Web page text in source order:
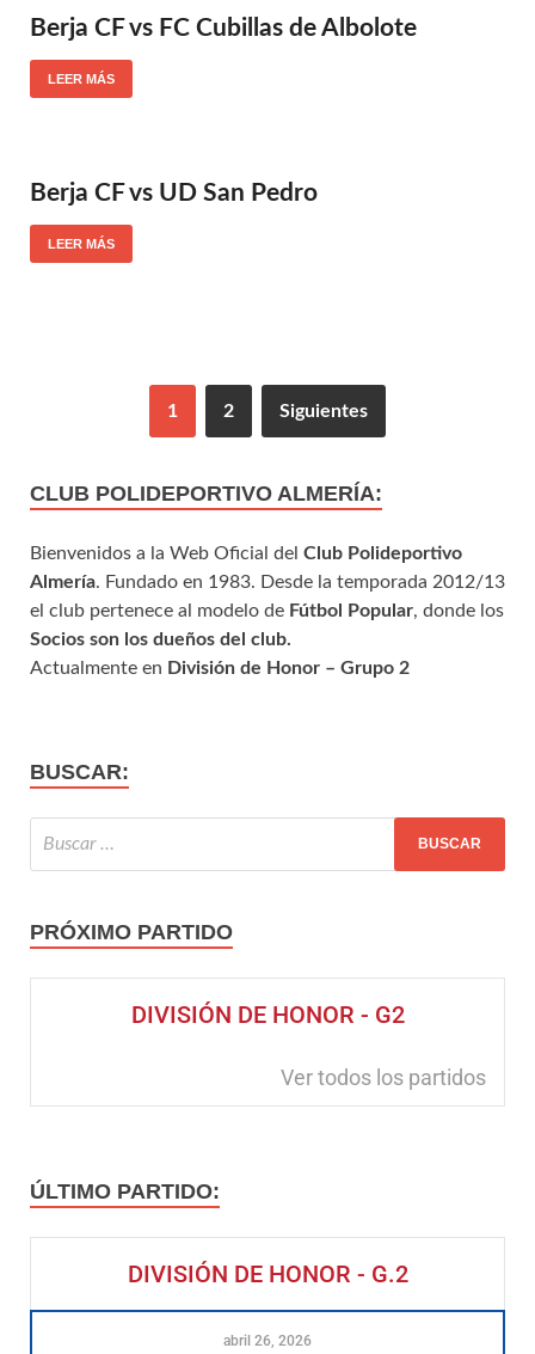
Berja CF vs FC Cubillas de Albolote
LEER MÁS
Berja CF vs UD San Pedro
LEER MÁS
1 2 Siguientes
CLUB POLIDEPORTIVO ALMERÍA:
Bienvenidos a la Web Oficial del Club Polideportivo
Almería. Fundado en 1983. Desde la temporada 2012/13
el club pertenece al modelo de Fútbol Popular, donde los
Socios son los dueños del club.
Actualmente en División de Honor – Grupo 2
BUSCAR:
PRÓXIMO PARTIDO
DIVISIÓN DE HONOR - G2
Ver todos los partidos
ÚLTIMO PARTIDO:
DIVISIÓN DE HONOR - G.2
abril 26, 2026